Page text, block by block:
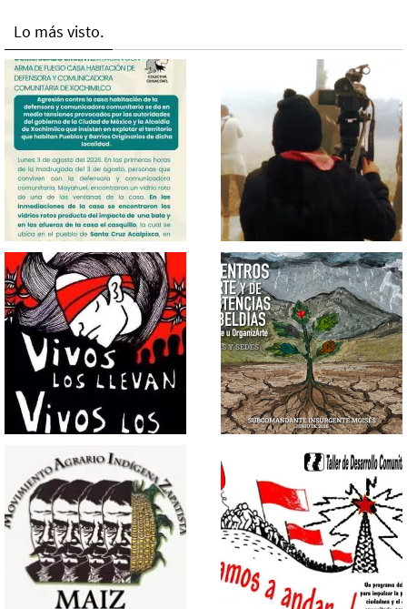
Lo más visto.